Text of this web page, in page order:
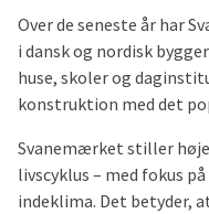
Over de seneste år har
i dansk og nordisk
huse, skoler og
konstruktion med det
Svanemærket stiller
livscyklus – med fokus
indeklima. Det betyder,